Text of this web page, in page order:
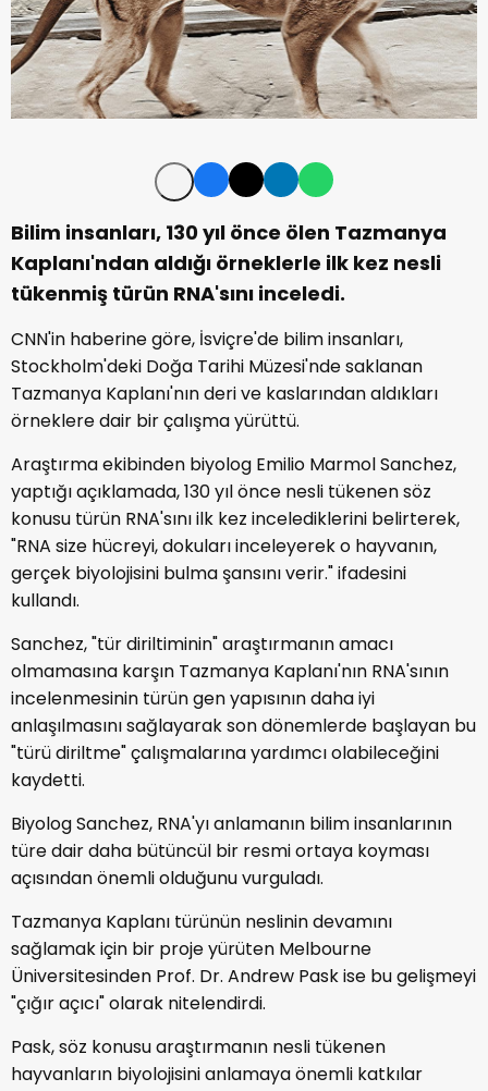
Bilim insanları, 130 yıl önce ölen Tazmanya
Kaplanı'ndan aldığı örneklerle ilk kez nesli
tükenmiş türün RNA'sını inceledi.
CNN'in haberine göre, İsviçre'de bilim insanları,
Stockholm'deki Doğa Tarihi Müzesi'nde saklanan
Tazmanya Kaplanı'nın deri ve kaslarından aldıkları
örneklere dair bir çalışma yürüttü.
Araştırma ekibinden biyolog Emilio Marmol Sanchez,
yaptığı açıklamada, 130 yıl önce nesli tükenen söz
konusu türün RNA'sını ilk kez incelediklerini belirterek,
"RNA size hücreyi, dokuları inceleyerek o hayvanın,
gerçek biyolojisini bulma şansını verir." ifadesini
kullandı.
Sanchez, "tür diriltiminin" araştırmanın amacı
olmamasına karşın Tazmanya Kaplanı'nın RNA'sının
incelenmesinin türün gen yapısının daha iyi
anlaşılmasını sağlayarak son dönemlerde başlayan bu
"türü diriltme" çalışmalarına yardımcı olabileceğini
kaydetti.
Biyolog Sanchez, RNA'yı anlamanın bilim insanlarının
türe dair daha bütüncül bir resmi ortaya koyması
açısından önemli olduğunu vurguladı.
Tazmanya Kaplanı türünün neslinin devamını
sağlamak için bir proje yürüten Melbourne
Üniversitesinden Prof. Dr. Andrew Pask ise bu gelişmeyi
"çığır açıcı" olarak nitelendirdi.
Pask, söz konusu araştırmanın nesli tükenen
hayvanların biyolojisini anlamaya önemli katkılar